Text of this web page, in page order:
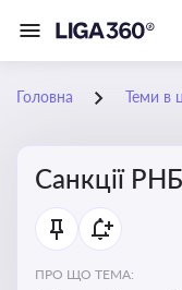
Головна Теми в
Санкції
ПРО ЩО ТЕМА: